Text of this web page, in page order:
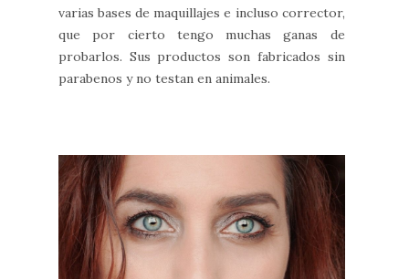
varias bases de maquillajes e incluso corrector,
que por cierto tengo muchas ganas de
probarlos. Sus productos son fabricados sin
parabenos y no testan en animales.